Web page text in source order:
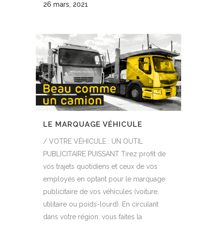
26 mars, 2021
LE MARQUAGE VÉHICULE
/ VOTRE VÉHICULE : UN OUTIL
PUBLICITAIRE PUISSANT Tirez profit de
vos trajets quotidiens et ceux de vos
employés en optant pour le marquage
publicitaire de vos véhicules (voiture,
utilitaire ou poids-lourd). En circulant
dans votre région, vous faites la